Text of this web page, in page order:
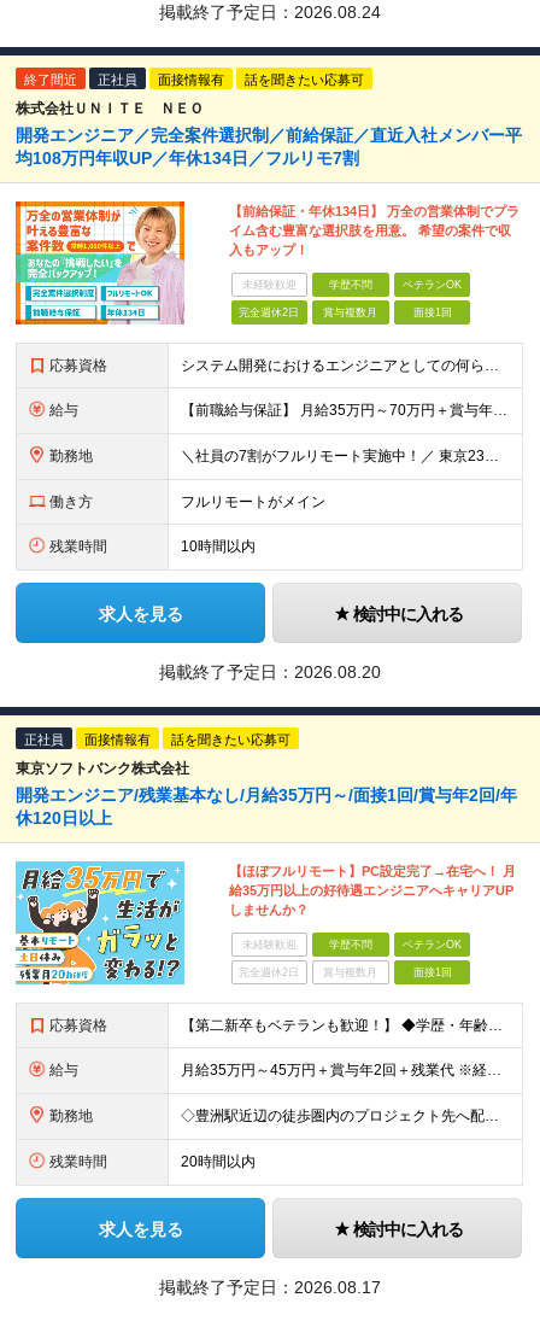
掲載終了予定日： 2026.08.24
終了間近 正社員 面接情報有 話を聞きたい応募可
株式会社ＵＮＩＴＥ ＮＥＯ
開発エンジニア／完全案件選択制／前給保証／直近入社メンバー平
均108万円年収UP／年休134日／フルリモ7割
【前給保証・年休134日】 万全の営業体制でプラ
イム含む豊富な選択肢を用意。 希望の案件で収
入もアップ！
未経験歓迎 学歴不問 ベテランOK
完全週休2日 賞与複数月 面接1回
応募資格 システム開発におけるエンジニアとしての何らかの実務経験（年数不問） ※要件定義、基本設計、詳細設計、製造、検証、運用保守 少しでも実務経験があれば、まずは気軽にエントリーしてみてください！ ／／／／
給与 【前職給与保証】 月給35万円～70万円＋賞与年2回＋各種手当 ※前職の給与・スキル・経験を考慮の上、決定いたします。 ※月給には固定残業代（月30時間分／5万円～10万円）を含みます。超過分は別途
勤務地 ＼社員の7割がフルリモート実施中！／ 東京23区内など1都3県を中心としたプロジェクト先での勤務となります。 ※勤務地は希望を考慮します ≪本社≫ 東京都渋谷区恵比寿南1丁目3番7号 隅越ビル5階
働き方 フルリモートがメイン
残業時間 10時間以内
求人を見る 検討中に入れる
掲載終了予定日： 2026.08.20
正社員 面接情報有 話を聞きたい応募可
東京ソフトバンク株式会社
開発エンジニア/残業基本なし/月給35万円～/面接1回/賞与年2回/年
休120日以上
【ほぼフルリモート】PC設定完了→在宅へ！ 月
給35万円以上の好待遇エンジニアへキャリアUP
しませんか？
未経験歓迎 学歴不問 ベテランOK
完全週休2日 賞与複数月 面接1回
応募資格 【第二新卒もベテランも歓迎！】 ◆学歴・年齢不問 ◆何らかの開発実務経験をお持ちの方 ＼こんな方にピッタリです！／ ★素直で明るいコミュニケーションが取れる方 ★ほぼフルリモートで、通勤ストレスを無
給与 月給35万円～45万円＋賞与年2回＋残業代 ※経験・スキルを考慮のうえ決定します ※残業代は別途支給します（詳細は面接でご説明します） ※試用期間1か月あり（期間中の給与・待遇に差異はありません）
勤務地 ◇豊洲駅近辺の徒歩圏内のプロジェクト先へ配属 ◇転居を伴う転勤はありません 【本社】東京都渋谷区恵比寿1-8-3恵比寿リバストーンハイム 505 (変更の範囲)上記を除く当社関連勤務地
残業時間 20時間以内
求人を見る 検討中に入れる
掲載終了予定日： 2026.08.17